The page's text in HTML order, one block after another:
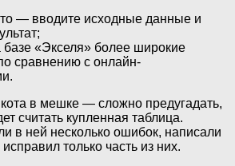
— вводите исходные данные и
базе «Экселя» более широкие
сравнению с онлайн-
в мешке — сложно предугадать,
считать купленная таблица.
в ней несколько ошибок, написали
только часть из них.